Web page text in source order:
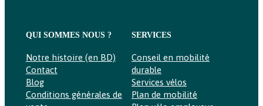
QUI SOMMES NOUS ?
Notre histoire (en BD)
Contact
Blog
Conditions générales de
SERVICES
Conseil en mobilité
durable
Services vélos
Plan de mobilité